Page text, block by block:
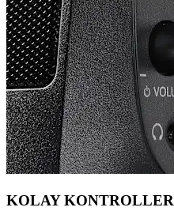
KOLAY KONTROLLER